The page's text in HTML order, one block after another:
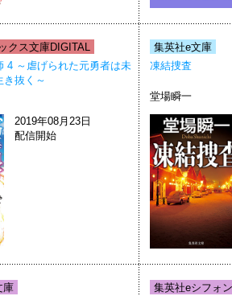
クス文庫DIGITAL
4 ～虐げられた元勇者は未
き抜く～
2019年08月23日
配信開始
集英社e文庫
凍結捜査
堂場瞬一
庫
集英社eシフォ